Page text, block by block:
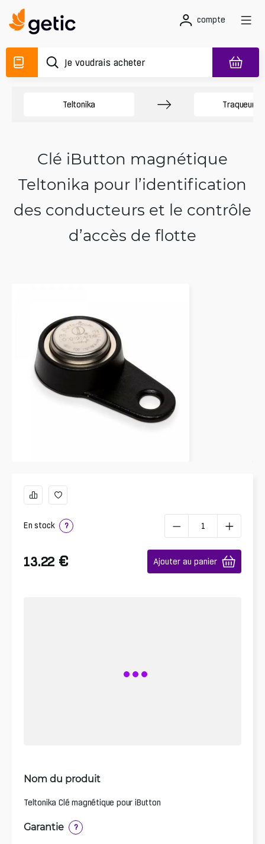
compte
Teltonika Traqueurs
Clé iButton magnétique
Teltonika pour l’identification
des conducteurs et le contrôle
d’accès de flotte
En stock ?
13.22 € Ajouter au panier
Nom du produit
Teltonika Clé magnétique pour iButton
Garantie ?